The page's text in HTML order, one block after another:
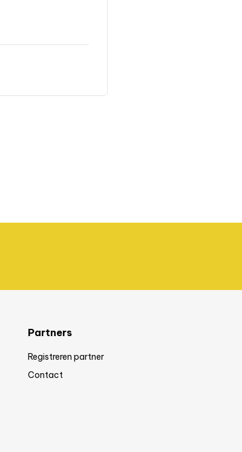
Partners
Registreren partner
Contact